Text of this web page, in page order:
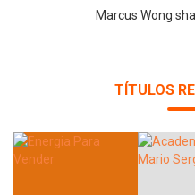
Marcus Wong
TÍTULOS